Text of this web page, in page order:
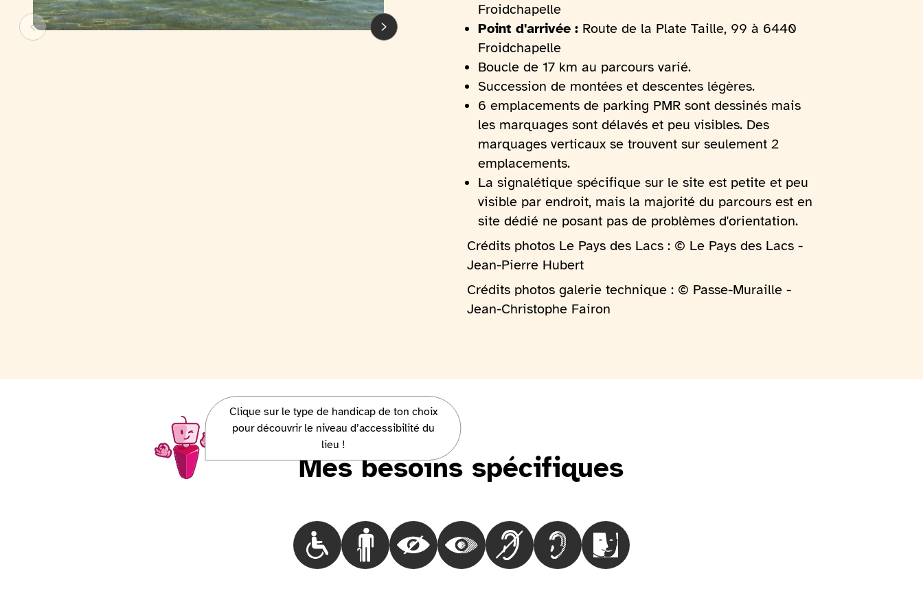
Froidchapelle
Point d'arrivée :Route de la Plate Taille, 99 à 6440
Froidchapelle
Boucle de 17 km au parcours varié.
Succession de montées et descentes légères.
6 emplacements de parking PMR sont dessinés mais
les marquages sont délavés et peu visibles. Des
marquages verticaux se trouvent sur seulement 2
emplacements.
La signalétique spécifique sur le site est petite et peu
visible par endroit, mais la majorité du parcours est en
site dédié ne posant pas de problèmes d'orientation.
Crédits photos Le Pays des Lacs : © Le Pays des Lacs -
Jean-Pierre Hubert
Crédits photos galerie technique : © Passe-Muraille -
Jean-Christophe Fairon
Mes besoins spécifiques
Clique sur le type de handicap de ton choix
pour découvrir le niveau d’accessibilité du
lieu !
Charlie, la mascotte Access-i, veut vous parler !
Choisir le besoinLes personnes en fauteuil roulant
Choisir le besoinLes personnes marchant difficilement
Choisir le besoinLes personnes aveugles
Choisir le besoinLes personnes malvoyantes
Choisir le besoinLes personnes sourdes
Choisir le besoinLes personnes malentendantes
Choisir le besoinLes personnes avec des difficultés de